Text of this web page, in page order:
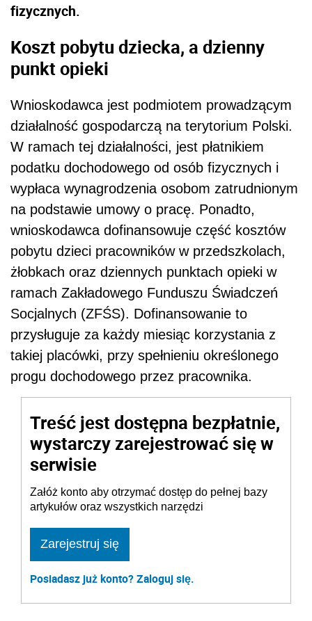
fizycznych.
Koszt pobytu dziecka, a dzienny
punkt opieki
Wnioskodawca jest podmiotem prowadzącym
działalność gospodarczą na terytorium Polski.
W ramach tej działalności, jest płatnikiem
podatku dochodowego od osób fizycznych i
wypłaca wynagrodzenia osobom zatrudnionym
na podstawie umowy o pracę. Ponadto,
wnioskodawca dofinansowuje część kosztów
pobytu dzieci pracowników w przedszkolach,
żłobkach oraz dziennych punktach opieki w
ramach Zakładowego Funduszu Świadczeń
Socjalnych (ZFŚS). Dofinansowanie to
przysługuje za każdy miesiąc korzystania z
takiej placówki, przy spełnieniu określonego
progu dochodowego przez pracownika.
Treść jest dostępna bezpłatnie,
wystarczy zarejestrować się w
serwisie
Załóż konto aby otrzymać dostęp do pełnej bazy
artykułów oraz wszystkich narzędzi
Zarejestruj się
Posiadasz już konto? Zaloguj się.